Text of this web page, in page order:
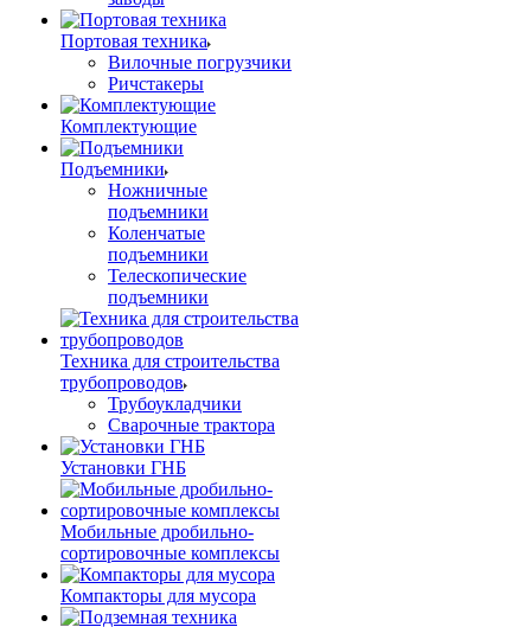
Портовая техника
Вилочные погрузчики
Ричстакеры
Комплектующие
Подъемники
Ножничные
подъемники
Коленчатые
подъемники
Телескопические
подъемники
Техника для строительства
трубопроводов
Трубоукладчики
Сварочные трактора
Установки ГНБ
Мобильные дробильно-
сортировочные комплексы
Компакторы для мусора